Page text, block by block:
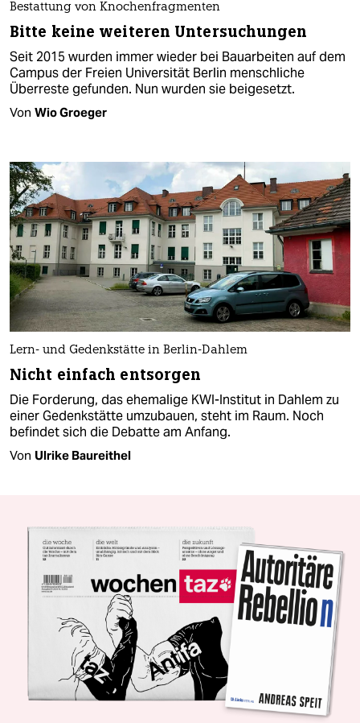
Bestattung von Knochenfragmenten
Bitte keine weiteren Untersuchungen
Seit 2015 wurden immer wieder bei Bauarbeiten auf dem
Campus der Freien Universität Berlin menschliche
Überreste gefunden. Nun wurden sie beigesetzt.
Von Wio Groeger
Lern- und Gedenkstätte in Berlin-Dahlem
Nicht einfach entsorgen
Die Forderung, das ehemalige KWI-Institut in Dahlem zu
einer Gedenkstätte umzubauen, steht im Raum. Noch
befindet sich die Debatte am Anfang.
Von Ulrike Baureithel